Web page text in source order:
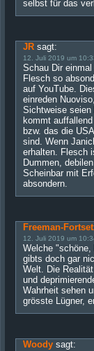
selbst für das
JR sagt:
12. Juli 2019 um
Schau Dir
Flesch so
auf YouTube.
einreden
Sichtweise seien
kommt
bzw. das die
sind. Wenn
erhalten. Flesch
Dummen,
Scheinbar mit
absondern.
Freeman-
12. Juli 2019 um
Welche "schöne,
gibts doch gar
Welt. Die
und
Wahrheit sehen
grösste Lügner,
Woody sagt: